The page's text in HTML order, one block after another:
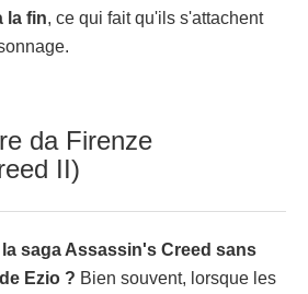
la fin, ce qui fait qu'ils s'attachent
da Firenze
II)
saga Assassin's Creed sans
Ezio ? Bien souvent, lorsque les